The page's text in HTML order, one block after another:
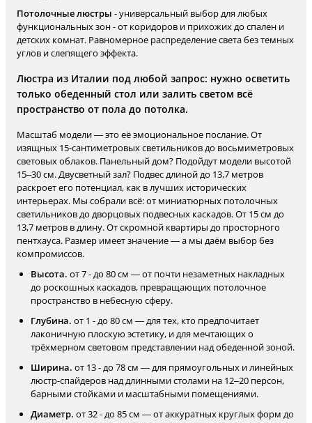
Потолочные люстры - универсальный выбор для любых
функциональных зон - от коридоров и прихожих до спален и
детских комнат. Равномерное распределение света без темных
углов и слепящего эффекта.
Люстра из Италии под любой запрос: нужно осветить
только обеденный стол или залить светом всё
пространство от пола до потолка.
Масштаб модели — это её эмоциональное послание. От
изящных 15-сантиметровых светильников до восьмиметровых
световых облаков. Панельный дом? Подойдут модели высотой
15–30 см. Двусветный зал? Подвес длиной до 13,7 метров
раскроет его потенциал, как в лучших исторических
интерьерах. Мы собрали всё: от миниатюрных потолочных
светильников до дворцовых подвесных каскадов. От 15 см до
13,7 метров в длину. От скромной квартиры до просторного
пентхауса. Размер имеет значение — а мы даём выбор без
компромиссов.
Высота. от 7 - до 80 см — от почти незаметных накладных
до роскошных каскадов, превращающих потолочное
пространство в небесную сферу.
Глубина. от 1 - до 80 см — для тех, кто предпочитает
лаконичную плоскую эстетику, и для мечтающих о
трёхмерном световом представлении над обеденной зоной.
Ширина. от 13 - до 78 см — для прямоугольных и линейных
люстр-спайдеров над длинными столами на 12–20 персон,
барными стойками и масштабными помещениями.
Диаметр. от 32 - до 85 см — от аккуратных круглых форм до